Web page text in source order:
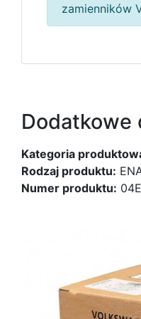
zamienników
Dodatkowe
Kategoria
Rodzaj produktu:
Numer produktu: